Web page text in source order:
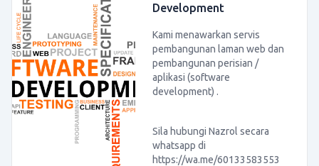
Development
Kami menawarkan servis
pembangunan laman web dan
pembangunan perisian /
aplikasi (software
development) .
Sila hubungi Nazrol secara
whatsapp di
https://wa.me/60133583553